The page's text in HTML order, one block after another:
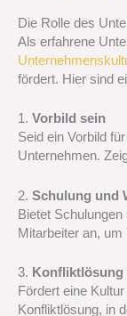
Die Rolle des
Als erfahrene
fördert. Hier sind
1. Vorbild sein
Seid ein Vorbild
Unternehmen.
2. Schulung und
Bietet
Mitarbeiter an,
3.
Fördert eine
Konfliktlösung, in